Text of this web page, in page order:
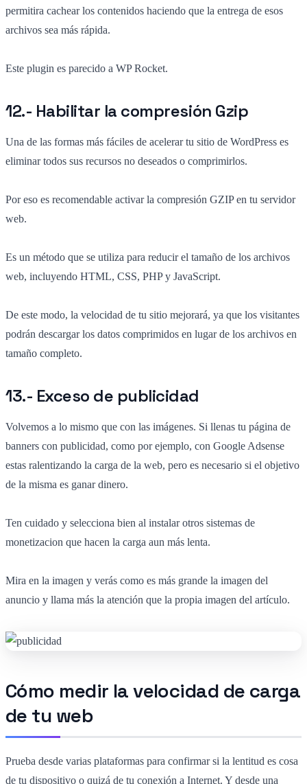
permitira cachear los contenidos haciendo que la entrega de esos
archivos sea más rápida.
Este plugin es parecido a WP Rocket.
12.- Habilitar la compresión Gzip
Una de las formas más fáciles de acelerar tu sitio de WordPress es
eliminar todos sus recursos no deseados o comprimirlos.
Por eso es recomendable activar la compresión GZIP en tu servidor
web.
Es un método que se utiliza para reducir el tamaño de los archivos
web, incluyendo HTML, CSS, PHP y JavaScript.
De este modo, la velocidad de tu sitio mejorará, ya que los visitantes
podrán descargar los datos comprimidos en lugar de los archivos en
tamaño completo.
13.- Exceso de publicidad
Volvemos a lo mismo que con las imágenes. Si llenas tu página de
banners con publicidad, como por ejemplo, con Google Adsense
estas ralentizando la carga de la web, pero es necesario si el objetivo
de la misma es ganar dinero.
Ten cuidado y selecciona bien al instalar otros sistemas de
monetizacion que hacen la carga aun más lenta.
Mira en la imagen y verás como es más grande la imagen del
anuncio y llama más la atención que la propia imagen del artículo.
Cómo medir la velocidad de carga
de tu web
Prueba desde varias plataformas para confirmar si la lentitud es cosa
de tu dispositivo o quizá de tu conexión a Internet. Y desde una